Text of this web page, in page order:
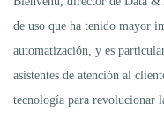
de uso que ha tenido mayor
automatización, y es
asistentes de atención al
tecnología para revolucionar